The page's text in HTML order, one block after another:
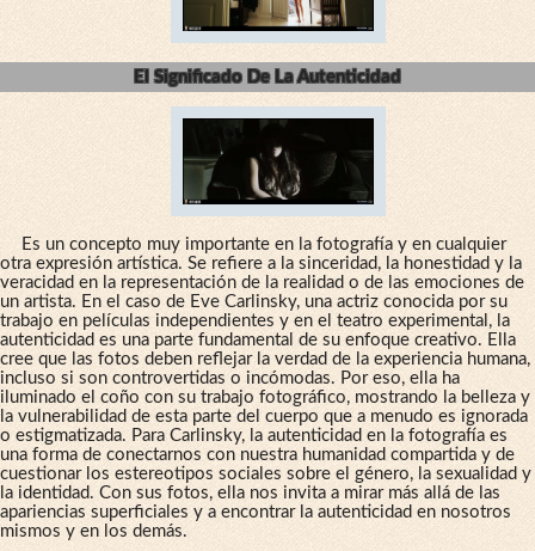
El Significado De La Autenticidad
Es un concepto muy importante en la fotografía y en cualquier
otra expresión artística. Se refiere a la sinceridad, la honestidad y la
veracidad en la representación de la realidad o de las emociones de
un artista. En el caso de Eve Carlinsky, una actriz conocida por su
trabajo en películas independientes y en el teatro experimental, la
autenticidad es una parte fundamental de su enfoque creativo. Ella
cree que las fotos deben reflejar la verdad de la experiencia humana,
incluso si son controvertidas o incómodas. Por eso, ella ha
iluminado el coño con su trabajo fotográfico, mostrando la belleza y
la vulnerabilidad de esta parte del cuerpo que a menudo es ignorada
o estigmatizada. Para Carlinsky, la autenticidad en la fotografía es
una forma de conectarnos con nuestra humanidad compartida y de
cuestionar los estereotipos sociales sobre el género, la sexualidad y
la identidad. Con sus fotos, ella nos invita a mirar más allá de las
apariencias superficiales y a encontrar la autenticidad en nosotros
mismos y en los demás.